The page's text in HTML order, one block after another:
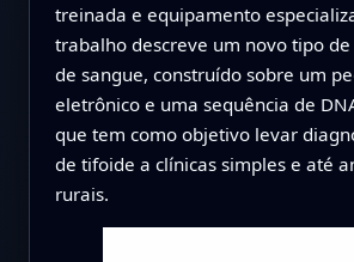
treinada e equipamento
trabalho descreve um novo tipo
de sangue, construído sobre um
eletrônico e uma sequência de
que tem como objetivo levar
de tifoide a clínicas simples e até
rurais.